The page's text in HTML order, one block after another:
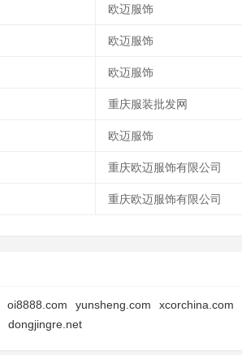
欧迈服饰
欧迈服饰
欧迈服饰
重庆服装批发网
欧迈服饰
重庆欧迈服饰有限公司
重庆欧迈服饰有限公司
oi8888.com yunsheng.com xcorchina.com
dongjingre.net